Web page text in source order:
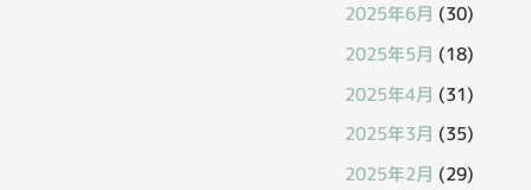
2025年6月 (30)
2025年5月 (18)
2025年4月 (31)
2025年3月 (35)
2025年2月 (29)